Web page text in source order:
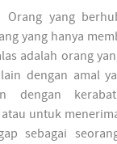
Orang yang
yang hanya
adalah orang
dengan amal
dengan
untuk
sebagai